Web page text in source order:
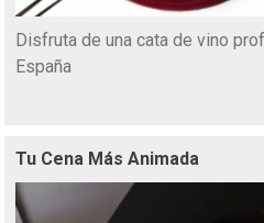
Disfruta de una cata de vino
España
Tu Cena Más Animada